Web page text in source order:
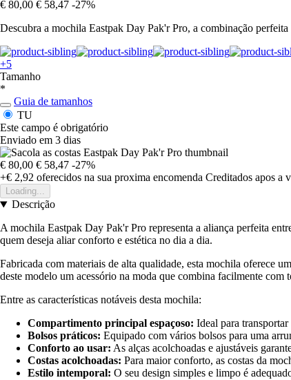
€ 80,00 € 58,47 -27%
Descubra a mochila Eastpak Day Pak'r Pro, a combinação
+5
Tamanho
*
Guia de tamanhos
TU
Este campo é obrigatório
Enviado em 3 dias
€ 80,00 € 58,47 -27%
+€ 2,92 oferecidos na sua proxima encomenda Creditados apos a
Loading...
Descrição
A mochila Eastpak Day Pak'r Pro representa a aliança perfeita
quem deseja aliar conforto e estética no dia a dia.
Fabricada com materiais de alta qualidade, esta mochila oferece
deste modelo um acessório na moda que combina facilmente com
Entre as características notáveis desta mochila:
Compartimento principal espaçoso: Ideal para
Bolsos práticos: Equipado com vários bolsos para uma
Conforto ao usar: As alças acolchoadas e ajustáveis
Costas acolchoadas: Para maior conforto, as costas da
Estilo intemporal: O seu design simples e limpo é